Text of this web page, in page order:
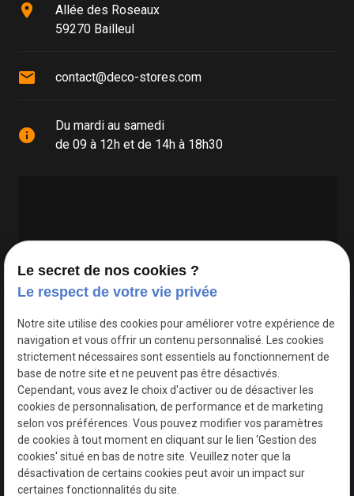
place
Allée des Roseaux
59270 Bailleul
mail contact@deco-stores.com
info
Du mardi au samedi
de 09 à 12h et de 14h à 18h30
Google Maps Search API est désactivé.
Le secret de nos cookies ?
Le respect de votre vie privée
Notre site utilise des cookies pour améliorer votre expérience de
navigation et vous offrir un contenu personnalisé. Les cookies
strictement nécessaires sont essentiels au fonctionnement de
base de notre site et ne peuvent pas être désactivés.
Cependant, vous avez le choix d'activer ou de désactiver les
cookies de personnalisation, de performance et de marketing
selon vos préférences. Vous pouvez modifier vos paramètres
de cookies à tout moment en cliquant sur le lien 'Gestion des
cookies' situé en bas de notre site. Veuillez noter que la
désactivation de certains cookies peut avoir un impact sur
certaines fonctionnalités du site.